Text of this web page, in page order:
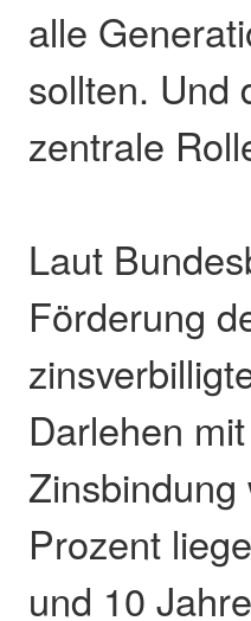
alle
sollten. Und
zentrale
Laut
Förderung
Darlehen
Prozent
und 10